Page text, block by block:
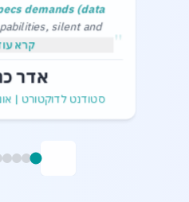
demands (data
silent and
and limited budget.
problems.
a lot,
" קרא
אדר
סטודנט לדוקטורט |